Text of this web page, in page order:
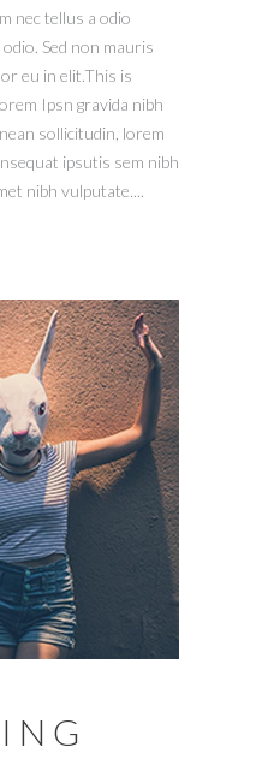
nec tellus a odio
Sed non mauris
eu in elit.This is
Ipsn gravida nibh
sollicitudin, lorem
ipsutis sem nibh
nibh vulputate....